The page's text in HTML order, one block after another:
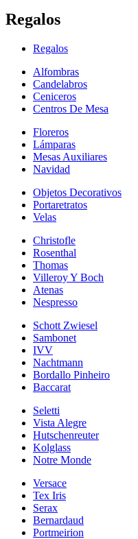
Regalos
Regalos
Alfombras
Candelabros
Ceniceros
Centros De Mesa
Floreros
Lámparas
Mesas Auxiliares
Navidad
Objetos Decorativos
Portaretratos
Velas
Christofle
Rosenthal
Thomas
Villeroy Y Boch
Atenas
Nespresso
Schott Zwiesel
Sambonet
IVV
Nachtmann
Bordallo Pinheiro
Baccarat
Seletti
Vista Alegre
Hutschenreuter
Kolglass
Notre Monde
Versace
Tex Iris
Serax
Bernardaud
Portmeirion